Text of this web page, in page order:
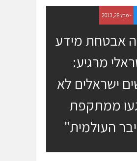
- מרץ 28, 2013
אבטחת מידע
מרגיע:
ישראלים לא
ממתקפת
העולמית"